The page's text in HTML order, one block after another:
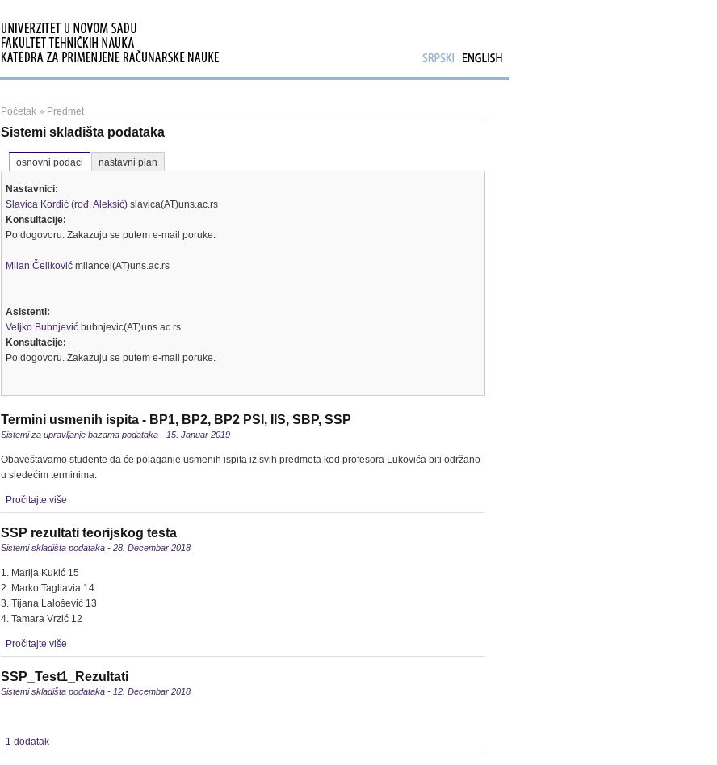
Početak » Predmet
Sistemi skladišta podataka
osnovni podaci nastavni plan
Nastavnici:
Slavica Kordić (rođ. Aleksić) slavica(AT)uns.ac.rs
Konsultacije:
Po dogovoru. Zakazuju se putem e-mail poruke.
Milan Čeliković milancel(AT)uns.ac.rs
Asistenti:
Veljko Bubnjević bubnjevic(AT)uns.ac.rs
Konsultacije:
Po dogovoru. Zakazuju se putem e-mail poruke.
Termini usmenih ispita - BP1, BP2, BP2 PSI, IIS, SBP, SSP
Sistemi za upravljanje bazama podataka - 15. Januar 2019
Obaveštavamo studente da će polaganje usmenih ispita iz svih predmeta kod profesora Lukovića biti održano
u sledećim terminima:
Pročitajte više
SSP rezultati teorijskog testa
Sistemi skladišta podataka - 28. Decembar 2018
1. Marija Kukić 15
2. Marko Tagliavia 14
3. Tijana Lalošević 13
4. Tamara Vrzić 12
Pročitajte više
SSP_Test1_Rezultati
Sistemi skladišta podataka - 12. Decembar 2018
1 dodatak